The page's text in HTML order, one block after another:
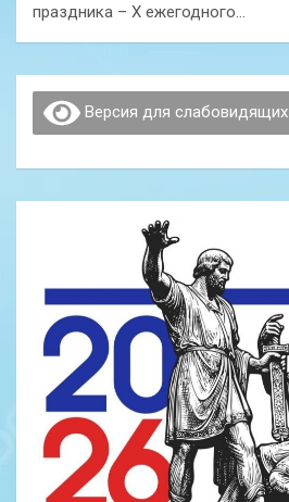
праздника – X ежегодного…
Версия для слабовидящих